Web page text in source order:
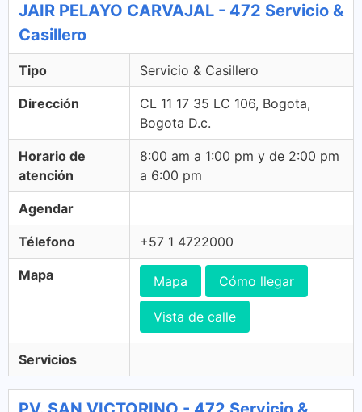
JAIR PELAYO CARVAJAL - 472 Servicio &
Casillero
Tipo Servicio & Casillero
Dirección
CL 11 17 35 LC 106, Bogota,
Bogota D.c.
Horario de
atención
8:00 am a 1:00 pm y de 2:00 pm
a 6:00 pm
Agendar
Télefono +57 1 4722000
Mapa Mapa Cómo llegar
Vista de calle
Servicios